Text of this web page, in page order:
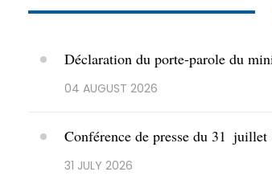
Déclaration du porte-parole du
04 AUGUST 2026
​Conférence de presse du 31
31 JULY 2026